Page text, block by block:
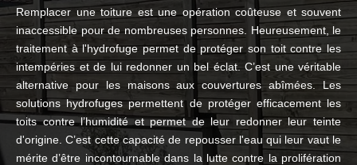
Remplacer une toiture est une opération coûteuse et souvent
inaccessible pour de nombreuses personnes. Heureusement, le
traitement à l'hydrofuge permet de protéger son toit contre les
intempéries et de lui redonner un bel éclat. C’est une véritable
alternative pour les maisons aux couvertures abîmées. Les
solutions hydrofuges permettent de protéger efficacement les
toits contre l’humidité et permet de leur redonner leur teinte
d'origine. C’est cette capacité de repousser l'eau qui leur vaut le
mérite d’être incontournable dans la lutte contre la prolifération